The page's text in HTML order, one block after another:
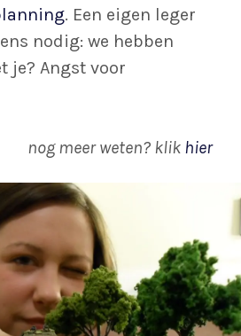
. Een eigen leger
nodig: we hebben
je? Angst voor
nog meer weten? klik hier